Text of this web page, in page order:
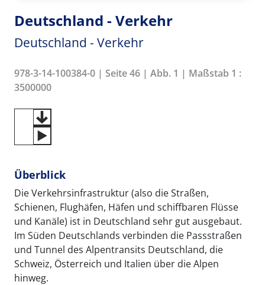
Deutschland - Verkehr
Deutschland - Verkehr
978-3-14-100384-0 | Seite 46 | Abb. 1 | Maßstab 1 :
3500000
Überblick
Die Verkehrsinfrastruktur (also die Straßen,
Schienen, Flughäfen, Häfen und schiffbaren Flüsse
und Kanäle) ist in Deutschland sehr gut ausgebaut.
Im Süden Deutschlands verbinden die Passstraßen
und Tunnel des Alpentransits Deutschland, die
Schweiz, Österreich und Italien über die Alpen
hinweg.